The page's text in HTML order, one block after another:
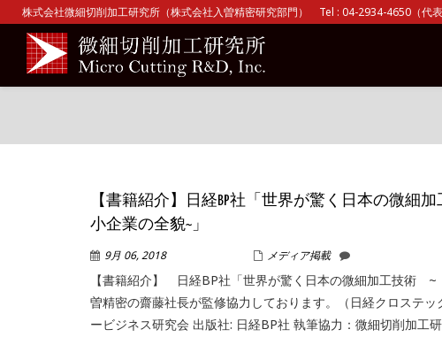
株式会社微細切削加工研究所（株式会社入曽精密研究部門） Tel : 04-2934-4650（
【書籍紹介】日経BP社「世界が驚く日本の微細
小企業の全貌~」
9月 06, 2018
メディア掲載
【書籍紹介】 日経BP社「世界が驚く日本の微細加工技術
曽精密の齋藤社長が監修協力しております。（日経クロステ
ービジネス研究会 出版社: 日経BP社 執筆協力：微細切削加工